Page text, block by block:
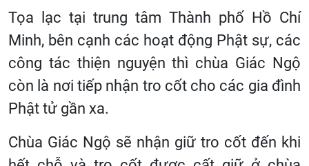
Tọa lạc tại trung tâm Thành phố Hồ Chí
Minh, bên cạnh các hoạt động Phật sự, các
công tác thiện nguyện thì chùa Giác Ngộ
còn là nơi tiếp nhận tro cốt cho các gia đình
Phật tử gần xa.
Chùa Giác Ngộ sẽ nhận giữ tro cốt đến khi